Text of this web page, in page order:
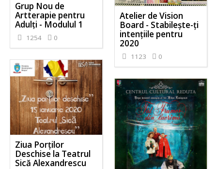
Grup Nou de
Artterapie pentru
Adulți - Modulul 1
1254 0
Atelier de Vision
Board - Stabilește-ți
intențiile pentru
2020
1123 0
Ziua Porților
Deschise la Teatrul
Sică Alexandrescu